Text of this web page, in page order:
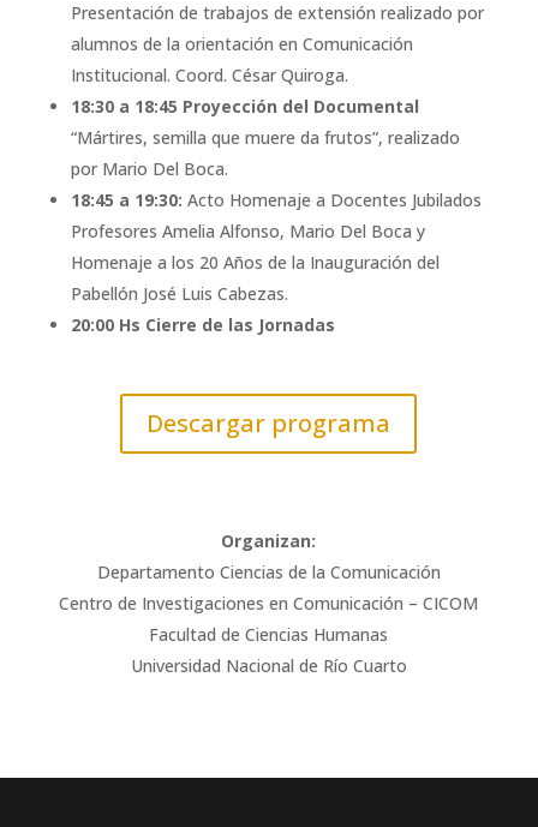
Presentación de trabajos de extensión realizado por
alumnos de la orientación en Comunicación
Institucional. Coord. César Quiroga.
18:30 a 18:45 Proyección del Documental
“Mártires, semilla que muere da frutos”, realizado
por Mario Del Boca.
18:45 a 19:30: Acto Homenaje a Docentes Jubilados
Profesores Amelia Alfonso, Mario Del Boca y
Homenaje a los 20 Años de la Inauguración del
Pabellón José Luis Cabezas.
20:00 Hs Cierre de las Jornadas
Descargar programa
Organizan:
Departamento Ciencias de la Comunicación
Centro de Investigaciones en Comunicación – CICOM
Facultad de Ciencias Humanas
Universidad Nacional de Río Cuarto